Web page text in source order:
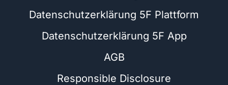
Datenschutzerklärung 5F Plattform
Datenschutzerklärung 5F App
AGB
Responsible Disclosure